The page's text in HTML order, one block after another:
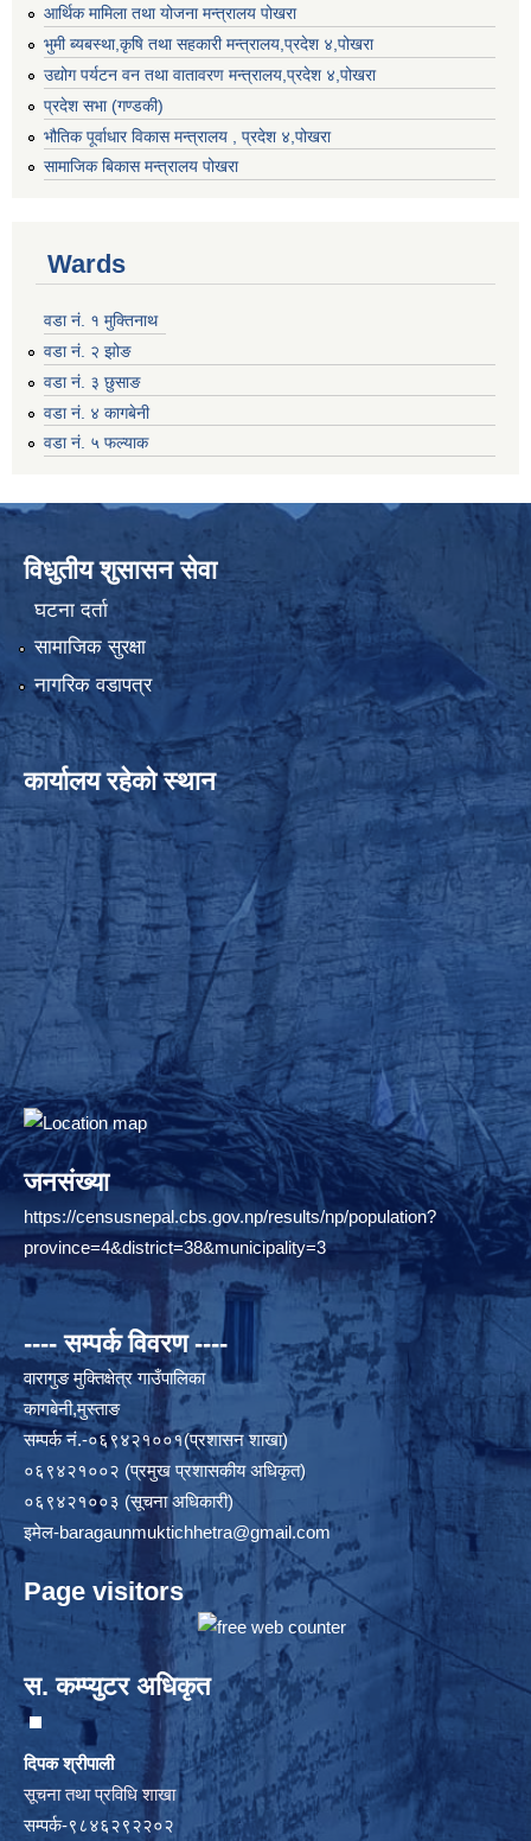
आर्थिक मामिला तथा योजना मन्त्रालय पोखरा
भुमी ब्यबस्था,कृषि तथा सहकारी मन्त्रालय,प्रदेश ४,पोखरा
उद्योग पर्यटन वन तथा वातावरण मन्त्रालय,प्रदेश ४,पोखरा
प्रदेश सभा (गण्डकी)
भौतिक पूर्वाधार विकास मन्त्रालय , प्रदेश ४,पोखरा
सामाजिक बिकास मन्त्रालय पोखरा
Wards
वडा नं. १ मुक्तिनाथ
वडा नं. २ झोङ
वडा नं. ३ छुसाङ
वडा नं. ४ कागबेनी
वडा नं. ५ फल्याक
विधुतीय शुसासन सेवा
घटना दर्ता
सामाजिक सुरक्षा
नागरिक वडापत्र
कार्यालय रहेको स्थान
जनसंख्या
https://censusnepal.cbs.gov.np/results/np/population?
province=4&district=38&municipality=3
---- सम्पर्क विवरण ----
वारागुङ मुक्तिक्षेत्र गाउँपालिका
कागबेनी,मुस्ताङ
सम्पर्क नं.-०६९४२१००१(प्रशासन शाखा)
०६९४२१००२ (प्रमुख प्रशासकीय अधिकृत)
०६९४२१००३ (सूचना अधिकारी)
इमेल-baragaunmuktichhetra@gmail.com
Page visitors
स. कम्प्युटर अधिकृत
दिपक श्रीपाली
सूचना तथा प्रविधि शाखा
सम्पर्क-९८४६२९२२०२